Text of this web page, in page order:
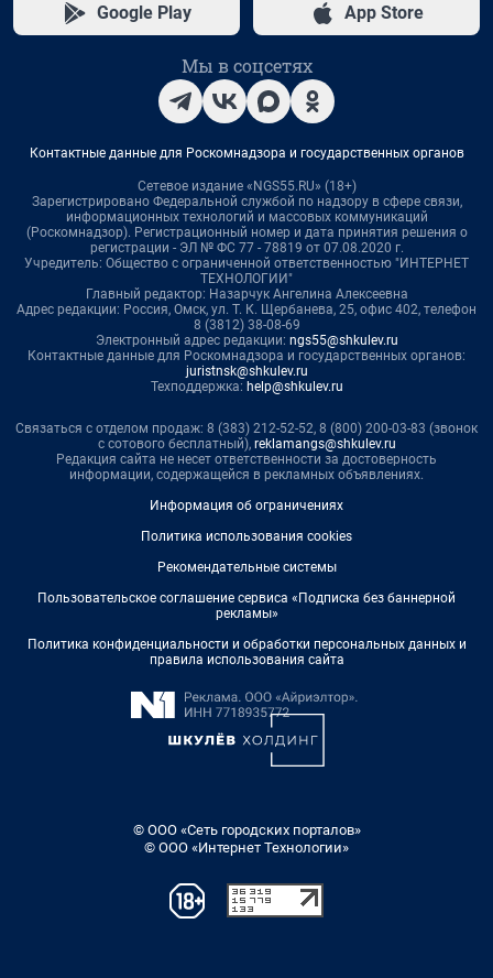
Google Play App Store
Мы в соцсетях
Контактные данные для Роскомнадзора и государственных органов
Сетевое издание «NGS55.RU» (18+)
Зарегистрировано Федеральной службой по надзору в сфере связи,
информационных технологий и массовых коммуникаций
(Роскомнадзор). Регистрационный номер и дата принятия решения о
регистрации - ЭЛ № ФС 77 - 78819 от 07.08.2020 г.
Учредитель: Общество с ограниченной ответственностью "ИНТЕРНЕТ
ТЕХНОЛОГИИ"
Главный редактор: Назарчук Ангелина Алексеевна
Адрес редакции: Россия, Омск, ул. Т. К. Щербанева, 25, офис 402, телефон
8 (3812) 38-08-69
Электронный адрес редакции: ngs55@shkulev.ru
Контактные данные для Роскомнадзора и государственных органов:
juristnsk@shkulev.ru
Техподдержка: help@shkulev.ru
Связаться с отделом продаж: 8 (383) 212-52-52, 8 (800) 200-03-83 (звонок
с сотового бесплатный), reklamangs@shkulev.ru
Редакция сайта не несет ответственности за достоверность
информации, содержащейся в рекламных объявлениях.
Информация об ограничениях
Политика использования cookies
Рекомендательные системы
Пользовательское соглашение сервиса «Подписка без баннерной
рекламы»
Политика конфиденциальности и обработки персональных данных и
правила использования сайта
© ООО «Сеть городских порталов»
© ООО «Интернет Технологии»